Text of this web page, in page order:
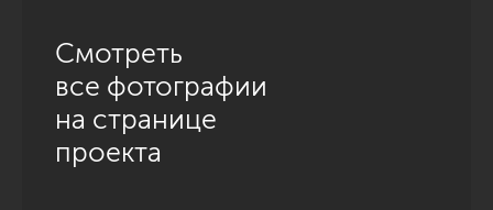
Смотреть
все фотографии
на странице
проекта